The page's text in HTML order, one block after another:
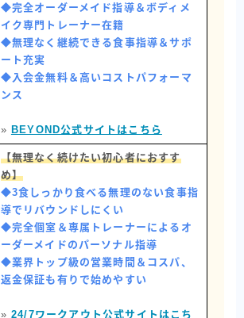
◆完全オーダーメイド指導＆ボディメ
イク専門トレーナー在籍
◆無理なく継続できる食事指導＆サポ
ート充実
◆入会金無料＆高いコストパフォーマ
ンス
» BEYOND公式サイトはこちら
【無理なく続けたい初心者におすす
め】
◆3食しっかり食べる無理のない食事指
導でリバウンドしにくい
◆完全個室＆専属トレーナーによるオ
ーダーメイドのパーソナル指導
◆業界トップ級の営業時間＆コスパ、
返金保証も有りで始めやすい
» 24/7ワークアウト公式サイトはこち